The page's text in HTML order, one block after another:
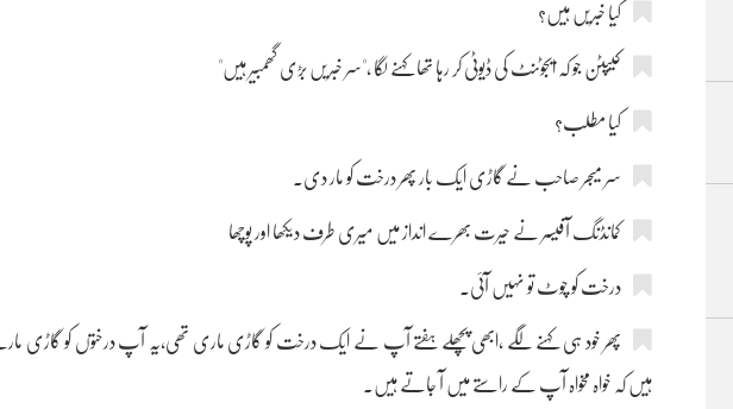
کیا خبریں ہیں؟
کیپٹن جو کہ ایجوٹنٹ کی ڈیوٹی کر رہا تھا کہنے لگا ،"سر خبریں بڑی گھمبیر ہیں"
کیا مطلب؟
سر میجر صاحب نے گاڑی ایک بار پھر درخت کو مار دی۔
کمانڈنگ آفیسر نے حیرت بھرے انداز میں میری طرف دیکھا اور پوچھا
درخت کو چوٹ تو نہیں آئی۔
پھر خود ہی کہنے لگے ،ابھی پچھلے ہفتے آپ نے ایک درخت کو گاڑی ماری تھی،یہ آپ درختوں کو گاڑی
ہیں کہ خواہ مخواہ آپ کے راستے میں آ جاتے ہیں۔